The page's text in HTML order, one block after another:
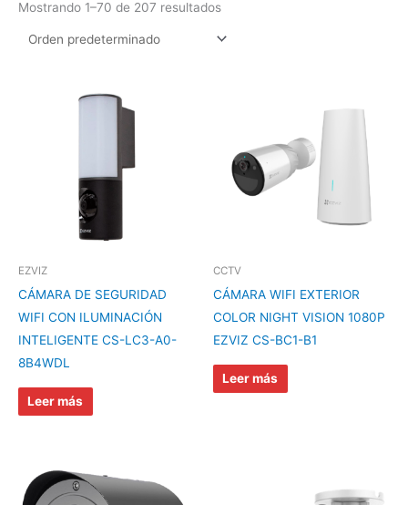
Mostrando 1–70 de 207 resultados
EZVIZ
CÁMARA DE SEGURIDAD
WIFI CON ILUMINACIÓN
INTELIGENTE CS-LC3-A0-
8B4WDL
Leer más
CCTV
CÁMARA WIFI EXTERIOR
COLOR NIGHT VISION 1080P
EZVIZ CS-BC1-B1
Leer más